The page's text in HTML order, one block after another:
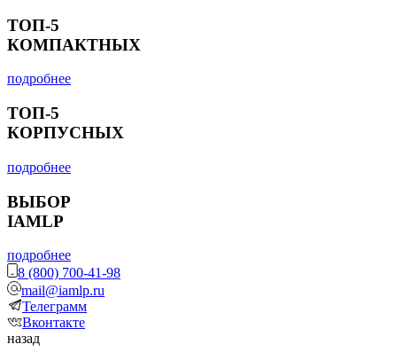
ТОП-5
КОМПАКТНЫХ
подробнее
ТОП-5
КОРПУСНЫХ
подробнее
ВЫБОР
IAMLP
подробнее
8 (800) 700-41-98
mail@iamlp.ru
Телеграмм
Вконтакте
назад